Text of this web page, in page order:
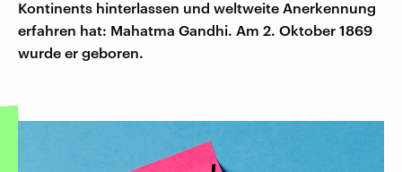
Kontinents hinterlassen und weltweite Anerkennung
erfahren hat: Mahatma Gandhi. Am 2. Oktober 1869
wurde er geboren.